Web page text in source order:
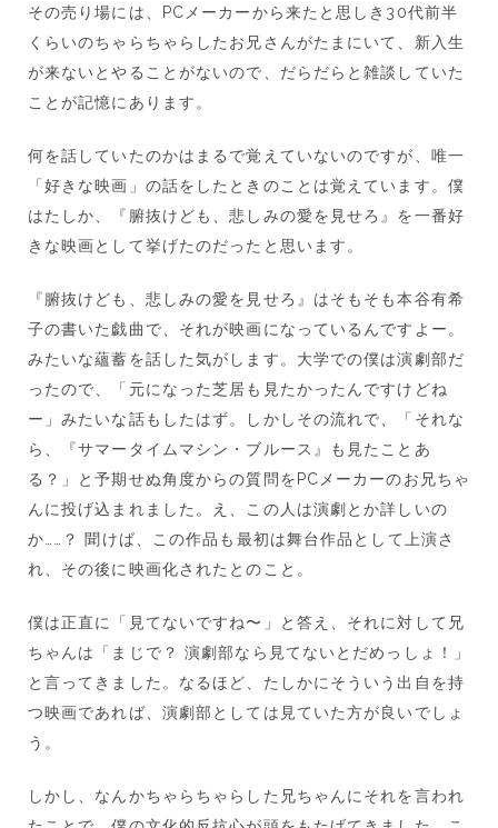
その売り場には、PCメーカーから来たと思しき30代前半
くらいのちゃらちゃらしたお兄さんがたまにいて、新入生
が来ないとやることがないので、だらだらと雑談していた
ことが記憶にあります。
何を話していたのかはまるで覚えていないのですが、唯一
「好きな映画」の話をしたときのことは覚えています。僕
はたしか、『腑抜けども、悲しみの愛を見せろ』を一番好
きな映画として挙げたのだったと思います。
『腑抜けども、悲しみの愛を見せろ』はそもそも本谷有希
子の書いた戯曲で、それが映画になっているんですよー。
みたいな蘊蓄を話した気がします。大学での僕は演劇部だ
ったので、「元になった芝居も見たかったんですけどね
ー」みたいな話もしたはず。しかしその流れで、「それな
ら、『サマータイムマシン・ブルース』も見たことあ
る？」と予期せぬ角度からの質問をPCメーカーのお兄ちゃ
んに投げ込まれました。え、この人は演劇とか詳しいの
か……？ 聞けば、この作品も最初は舞台作品として上演さ
れ、その後に映画化されたとのこと。
僕は正直に「見てないですね〜」と答え、それに対して兄
ちゃんは「まじで？ 演劇部なら見てないとだめっしょ！」
と言ってきました。なるほど、たしかにそういう出自を持
つ映画であれば、演劇部としては見ていた方が良いでしょ
う。
しかし、なんかちゃらちゃらした兄ちゃんにそれを言われ